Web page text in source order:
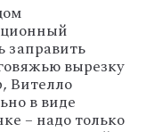
заправить
вырезку
Вителло
в виде
– надо только